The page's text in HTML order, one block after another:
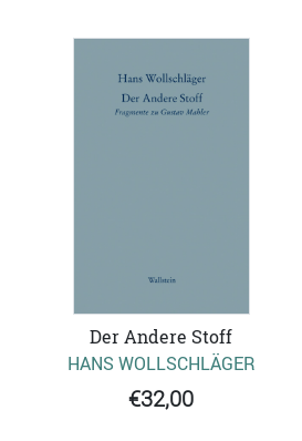
Der Andere Stoff
HANS WOLLSCHLÄGER
€32,00